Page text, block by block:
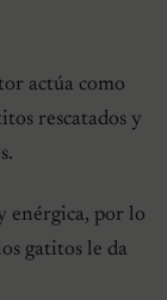
actúa como
rescatados y
enérgica, por lo
gatitos le da